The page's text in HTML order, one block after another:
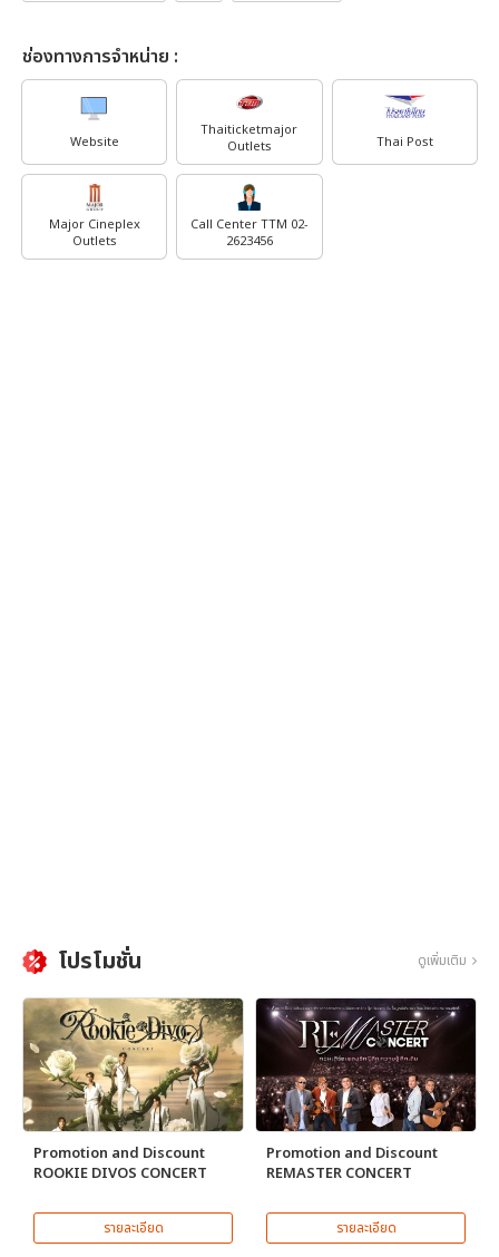
ช่องทางการจำหน่าย :
Website
Thaiticketmajor
Outlets
Thai Post
Major Cineplex
Outlets
Call Center TTM 02-
2623456
โปรโมชั่น ดูเพิ่มเติม
Promotion and Discount
ROOKIE DIVOS CONCERT
รายละเอียด
Promotion and Discount
REMASTER CONCERT
รายละเอียด